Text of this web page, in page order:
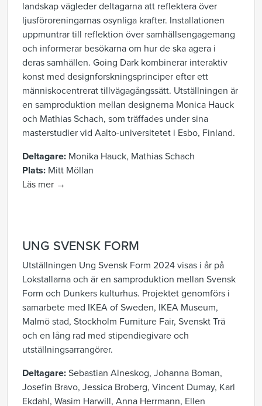
landskap vägleder deltagarna att reflektera över
ljusföroreningarnas osynliga krafter. Installationen
uppmuntrar till reflektion över samhällsengagemang
och informerar besökarna om hur de ska agera i
deras samhällen. Going Dark kombinerar interaktiv
konst med designforskningsprinciper efter ett
människocentrerat tillvägagångssätt. Utställningen är
en samproduktion mellan designerna Monica Hauck
och Mathias Schach, som träffades under sina
masterstudier vid Aalto-universitetet i Esbo, Finland.
Deltagare: Monika Hauck, Mathias Schach
Plats: Mitt Möllan
Läs mer →
UNG SVENSK FORM
Utställningen Ung Svensk Form 2024 visas i år på
Lokstallarna och är en samproduktion mellan Svensk
Form och Dunkers kulturhus. Projektet genomförs i
samarbete med IKEA of Sweden, IKEA Museum,
Malmö stad, Stockholm Furniture Fair, Svenskt Trä
och en lång rad med stipendiegivare och
utställningsarrangörer.
Deltagare: Sebastian Alneskog, Johanna Boman,
Josefin Bravo, Jessica Broberg, Vincent Dumay, Karl
Ekdahl, Wasim Harwill, Anna Herrmann, Ellen